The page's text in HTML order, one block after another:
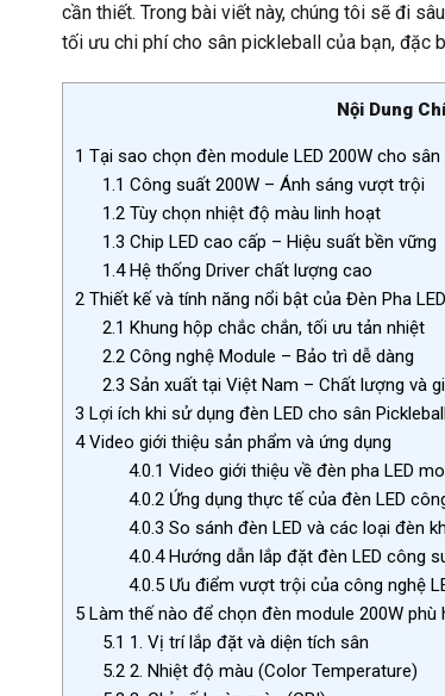
cần thiết. Trong bài viết này, chúng tôi sẽ đi
tối ưu chi phí cho sân pickleball của bạn, đặc
Nội Dung
1 Tại sao chọn đèn module LED 200W cho sân
1.1 Công suất 200W – Ánh sáng vượt trội
1.2Tùy chọn nhiệt độ màu linh hoạt
1.3 Chip LED cao cấp – Hiệu suất bền vững
1.4Hệ thống Driver chất lượng cao
2 Thiết kế và tính năng nổi bật của Đèn Pha
2.1 Khung hộp chắc chắn, tối ưu tản nhiệt
2.2Công nghệ Module – Bảo trì dễ dàng
2.3 Sản xuất tại Việt Nam – Chất lượng và
3 Lợi ích khi sử dụng đèn LED cho sân
4Video giới thiệu sản phẩm và ứng dụng
4.0.1 Video giới thiệu về đèn pha LED
4.0.2 Ứng dụng thực tế của đèn LED
4.0.3 So sánh đèn LED và các loại đèn
4.0.4Hướng dẫn lắp đặt đèn LED công
4.0.5 Ưu điểm vượt trội của công nghệ
5 Làm thế nào để chọn đèn module 200W phù
5.1 1. Vị trí lắp đặt và diện tích sân
5.22. Nhiệt độ màu (Color Temperature)